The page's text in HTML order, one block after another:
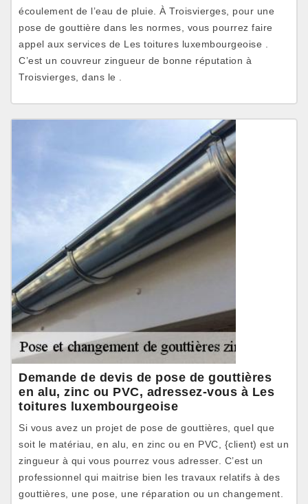
écoulement de l’eau de pluie. À Troisvierges, pour une
pose de gouttière dans les normes, vous pourrez faire
appel aux services de Les toitures luxembourgeoise .
C’est un couvreur zingueur de bonne réputation à
Troisvierges, dans le .
Demande de devis de pose de gouttières
en alu, zinc ou PVC, adressez-vous à Les
toitures luxembourgeoise
Si vous avez un projet de pose de gouttières, quel que
soit le matériau, en alu, en zinc ou en PVC, {client) est un
zingueur à qui vous pourrez vous adresser. C’est un
professionnel qui maitrise bien les travaux relatifs à des
gouttières, une pose, une réparation ou un changement.